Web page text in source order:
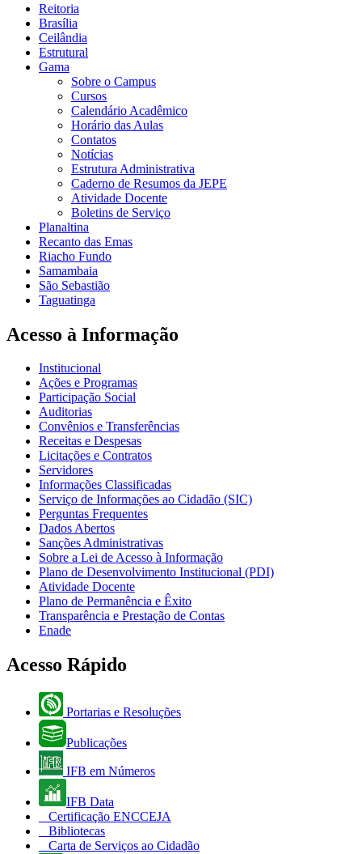
Reitoria
Brasília
Ceilândia
Estrutural
Gama
Sobre o Campus
Cursos
Calendário Acadêmico
Horário das Aulas
Contatos
Notícias
Estrutura Administrativa
Caderno de Resumos da JEPE
Atividade Docente
Boletins de Serviço
Planaltina
Recanto das Emas
Riacho Fundo
Samambaia
São Sebastião
Taguatinga
Acesso à Informação
Institucional
Ações e Programas
Participação Social
Auditorias
Convênios e Transferências
Receitas e Despesas
Licitações e Contratos
Servidores
Informações Classificadas
Serviço de Informações ao Cidadão (SIC)
Perguntas Frequentes
Dados Abertos
Sanções Administrativas
Sobre a Lei de Acesso à Informação
Plano de Desenvolvimento Institucional (PDI)
Atividade Docente
Plano de Permanência e Êxito
Transparência e Prestação de Contas
Enade
Acesso Rápido
Portarias e Resoluções
Publicações
IFB em Números
IFB Data
Certificação ENCCEJA
Bibliotecas
Carta de Serviços ao Cidadão